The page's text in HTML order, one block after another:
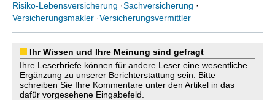
Risiko-Lebensversicherung ·Sachversicherung ·
Versicherungsmakler ·Versicherungsvermittler
Ihr Wissen und Ihre Meinung sind gefragt
Ihre Leserbriefe können für andere Leser eine wesentliche
Ergänzung zu unserer Berichterstattung sein. Bitte
schreiben Sie Ihre Kommentare unter den Artikel in das
dafür vorgesehene Eingabefeld.